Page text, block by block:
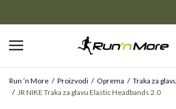
Run ’n More Proizvodi Oprema
Traka za glavu
JR NIKE Traka za glavu Elastic Headbands 2.0